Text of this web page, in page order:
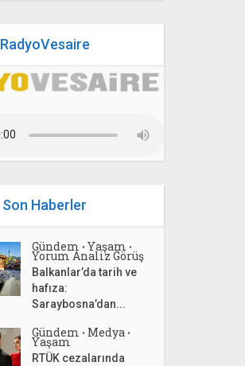
RadyoVesaire
Son Haberler
Gündem • Yaşam •
Yorum Analiz Görüş
Balkanlar’da tarih ve
hafıza:
Saraybosna’dan...
Gündem • Medya •
Yaşam
RTÜK cezalarında